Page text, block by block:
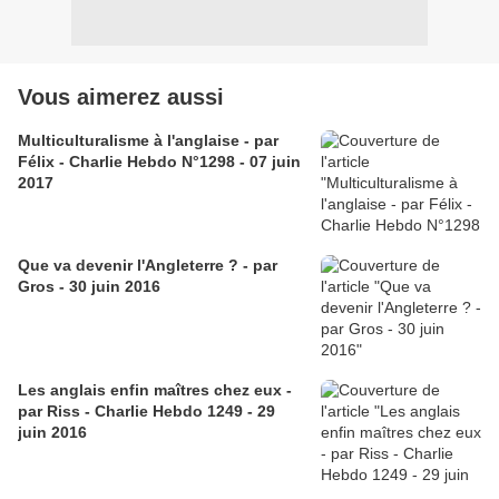
Vous aimerez aussi
Multiculturalisme à l'anglaise - par
Félix - Charlie Hebdo N°1298 - 07 juin
2017
Que va devenir l'Angleterre ? - par
Gros - 30 juin 2016
Les anglais enfin maîtres chez eux -
par Riss - Charlie Hebdo 1249 - 29
juin 2016